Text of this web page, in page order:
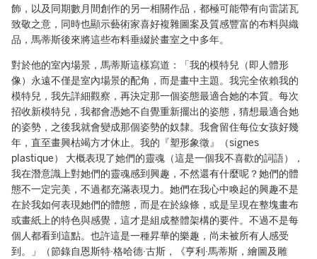
飾，以及同期數月間創作的另一相關作品，都極可能帶有向雷諾瓦
致敬之意，同時也顯示藝術家喜好複雜圖案及質感豐富的布料與織
品，馬蒂斯後來將這些布料垂綴於畫室之中多年。
對於他的室內場景，馬蒂斯這樣寫道：「我的模特兒（即人體形
像）永遠不僅是室內場景的配角，而是畫中主題。我完全依賴我的
模特兒，我先詳細觀察，再決定那一個姿態最適合她的本質。每次
招收新模特兒，我都會憑她不自覺重新擺出的姿態，猜想最適合她
的姿勢，之後我就會變成那個姿勢的奴隸。我會留住每位女孩好幾
年，直至畫興枯竭方才休止。我的『塑形象徵』（signes
plastique） 大概表現了她們的靈魂（這是一個我不喜歡的詞語），
我在潛意識上對她們的靈魂感到興趣，不然還有什麼呢？她們的體
態不一定完美，不過都充滿表現力。她們在我心中喚起的興趣不是
在於我如何表現她們的體態，而是在於線條，或是呈現在整塊畫布
或畫紙上的特色與感覺，這才是組成整體架構的要件。不過不是每
個人都看到這點。也許這是一種昇華的樂趣，尚未被所有人感受
到。」（節錄自恩斯特·格哈德·古斯，《亨利·馬蒂斯，繪圖及雕